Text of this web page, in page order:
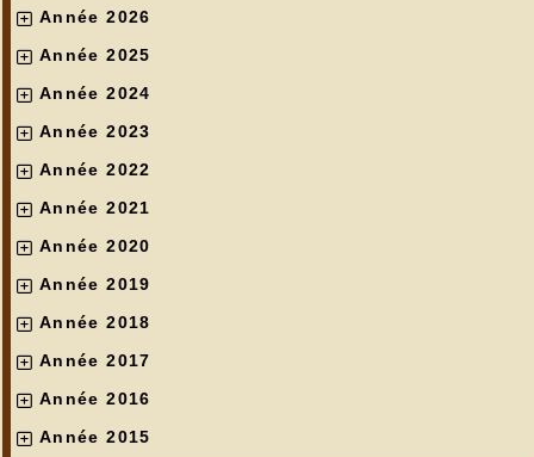
Année 2026
Année 2025
Année 2024
Année 2023
Année 2022
Année 2021
Année 2020
Année 2019
Année 2018
Année 2017
Année 2016
Année 2015